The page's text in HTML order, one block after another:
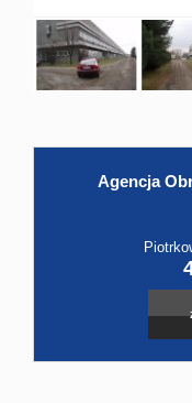
Agencja